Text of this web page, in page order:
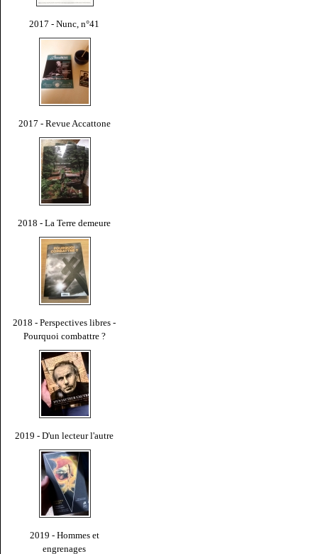
2017 - Nunc, n°41
2017 - Revue Accattone
2018 - La Terre demeure
2018 - Perspectives libres -
Pourquoi combattre ?
2019 - D'un lecteur l'autre
2019 - Hommes et
engrenages